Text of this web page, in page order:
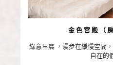
金色宮殿（
綠意早晨 ，漫步在緩慢空間
自在的